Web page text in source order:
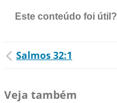
Este conteúdo foi útil?
Salmos 32:1
Veja também